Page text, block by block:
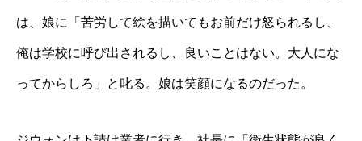
は、娘に「苦労して絵を描いてもお前だけ怒られるし、
俺は学校に呼び出されるし、良いことはない。大人にな
ってからしろ」と叱る。娘は笑顔になるのだった。